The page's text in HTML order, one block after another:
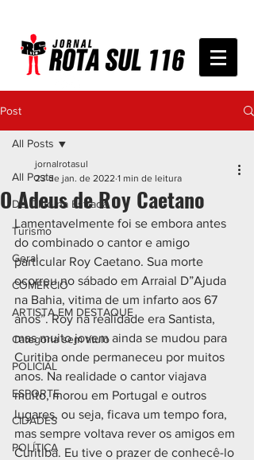
Post
All Posts
De Olho na Estrada
Turismo
Geral
COMÉRCIO
ARTISTA EM DESTAQUE
Categoria sem título
POLICIAL
ESPORTE
CIDADES
POLÍTICA
All Posts
O Adeus de Roy Caetano
jornalrotasul
23 de jan. de 2022 1 min de leitura
Lamentavelmente foi se embora antes
do combinado o cantor e amigo
particular Roy Caetano. Sua morte
ocorreu no sábado em Arraial D”Ajuda
na Bahia, vitima de um infarto aos 67
anos”. Roy na realidade era Santista,
mas muito jovem ainda se mudou para
Curitiba onde permaneceu por muitos
anos. Na realidade o cantor viajava
muito, morou em Portugal e outros
lugares, ou seja, ficava um tempo fora,
mas sempre voltava rever os amigos em
Curitiba. Eu tive o prazer de conhecê-lo